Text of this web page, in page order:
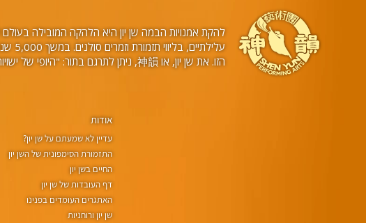
להקת אמנויות הבמה שן יון היא הלהקה המובילה בעולם
הזו. את שן יון, או 神韻, ניתן לתרגם בתור: "היופי של ישויות שמימיות רוקדות".
אודות
עדיין לא שמעתם על שן יון?
התזמורת הסימפונית של השן יון
החיים בשן יון
דף העובדות של שן יון
האתגרים העומדים בפנינו
שן יון ורוחניות